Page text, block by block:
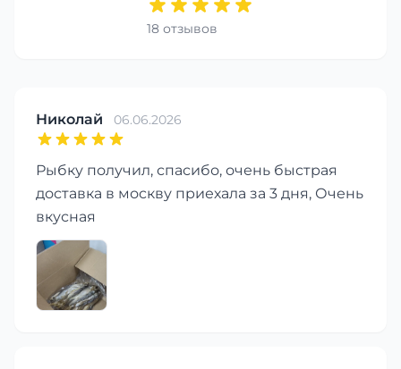
18 отзывов
Николай 06.06.2026
Рыбку получил, спасибо, очень быстрая
доставка в москву приехала за 3 дня, Очень
вкусная